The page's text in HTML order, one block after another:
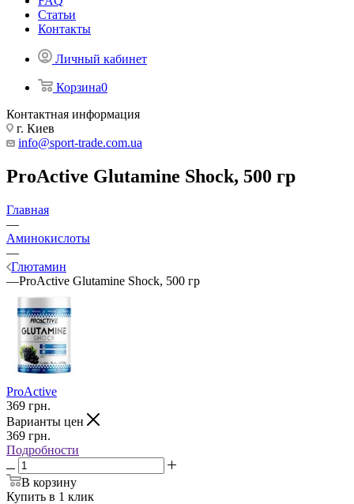
Статьи
Контакты
Личный кабинет
Корзина0
Контактная информация
г. Киев
info@sport-trade.com.ua
ProActive Glutamine Shock, 500 гр
Главная
—
Аминокислоты
—
Глютамин
—ProActive Glutamine Shock, 500 гр
ProActive
369 грн.
Варианты цен
369 грн.
Подробности
В корзину
Купить в 1 клик